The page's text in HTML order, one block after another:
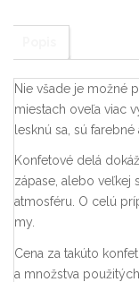
Nie všade je možné
miestach oveľa viac
lesknú sa, sú
Konfetové delá
zápase, alebo veľkej
atmosféru. O celú
my.
Cena za takúto
a množstva